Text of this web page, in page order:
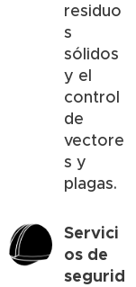
residuo
s
sólidos
y el
control
de
vectore
s y
plagas.
Servici
os de
segurid